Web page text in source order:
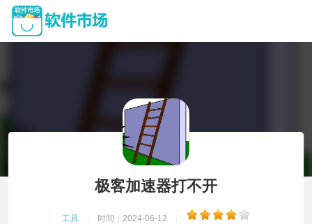
极客加速器打不开
工具 时间：2024-06-12